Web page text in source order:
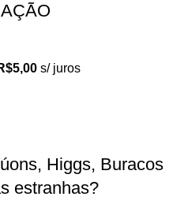
5,00 s/ juros
Higgs, Buracos
estranhas?